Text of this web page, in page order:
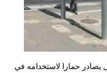
يصادر حمارا لاستخدامه في